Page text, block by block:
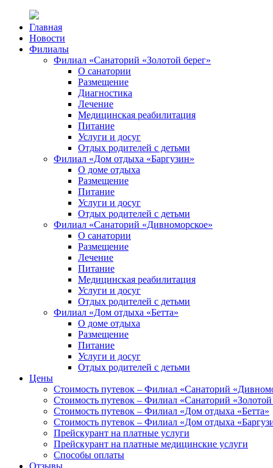
Главная
Новости
Филиалы
Филиал «Санаторий «Золотой берег»
О санатории
Размещение
Диагностика
Лечение
Медицинская реабилитация
Питание
Услуги и досуг
Отдых родителей с детьми
Филиал «Дом отдыха «Баргузин»
О доме отдыха
Размещение
Питание
Услуги и досуг
Отдых родителей с детьми
Филиал «Санаторий «Дивноморское»
О санатории
Размещение
Лечение
Питание
Медицинская реабилитация
Услуги и досуг
Отдых родителей с детьми
Филиал «Дом отдыха «Бетта»
О доме отдыха
Размещение
Питание
Услуги и досуг
Отдых родителей с детьми
Цены
Стоимость путевок – Филиал «Санаторий
Стоимость путевок – Филиал «Санаторий «Золотой
Стоимость путевок – Филиал «Дом отдыха «Бетта»
Стоимость путевок – Филиал «Дом отдыха
Прейскурант на платные услуги
Прейскурант на платные медицинские услуги
Способы оплаты
Отзывы